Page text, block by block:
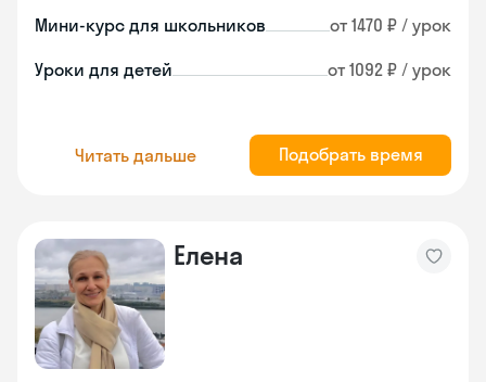
Мини-курс для школьников от 1470 ₽ / урок
Уроки для детей от 1092 ₽ / урок
Читать дальше Подобрать время
Елена